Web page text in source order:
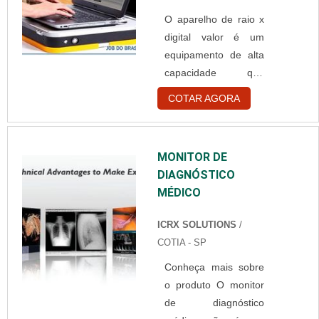
flexível, que serve
para a passagem de
medicação de uma
bolsa ou frasco, até a
corrente sanguínea
do paciente. Ele
possui uma agulha na
perfuração do vaso
sanguíneo, e um
regulador que
O aparelho de raio x
digital valor é um
equipamento de alta
capacidade que
auxilia muito no
diagnóstico de
variadas
sua eficiência, esse
tipo de aparelho é
muito utilizado em
Diferencial do
aparelho Um dos
diferenciais desse
COTAR AGORA
MONITOR DE
DIAGNÓSTICO
MÉDICO
ICRX SOLUTIONS /
COTIA - SP
Conheça mais sobre
o produto O monitor
de diagnóstico